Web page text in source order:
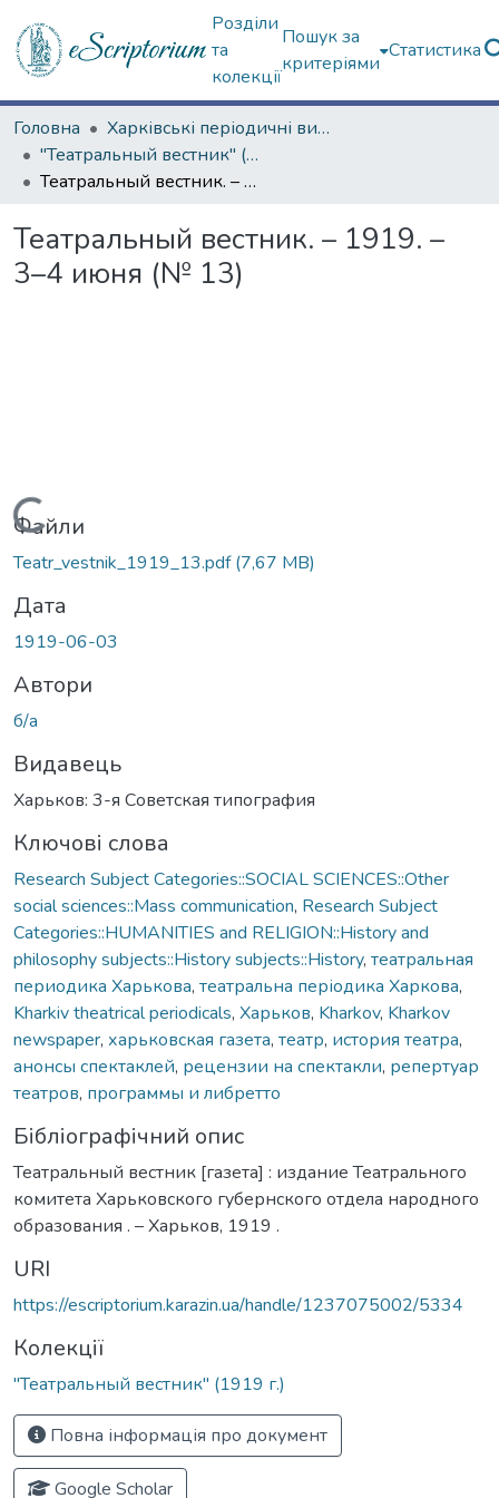
Розділи
та
колекції
Пошук за
критеріями
Статистика
Головна
Харківські періодичні видання
"Театральный вестник" (1919 г.)
Театральный вестник. – 1919. – 3–4 июня (№ 13)
Театральный вестник. – 1919. –
3–4 июня (№ 13)
Вантажиться...
Файли
Teatr_vestnik_1919_13.pdf(7,67 MB)
Дата
1919-06-03
Автори
б/а
Видавець
Харьков: 3-я Советская типография
Ключові слова
Research Subject Categories::SOCIAL SCIENCES::Other
social sciences::Mass communication, Research Subject
Categories::HUMANITIES and RELIGION::History and
philosophy subjects::History subjects::History, театральная
периодика Харькова, театральна періодика Харкова,
Kharkiv theatrical periodicals, Харьков, Kharkov, Kharkov
newspaper, харьковская газета, театр, история театра,
анонсы спектаклей, рецензии на спектакли, репертуар
театров, программы и либретто
Бібліографічний опис
Театральный вестник [газета] : издание Театрального
комитета Харьковского губернского отдела народного
образования . – Харьков, 1919 .
URI
https://escriptorium.karazin.ua/handle/1237075002/5334
Колекції
"Театральный вестник" (1919 г.)
Повна інформація про документ
Google Scholar